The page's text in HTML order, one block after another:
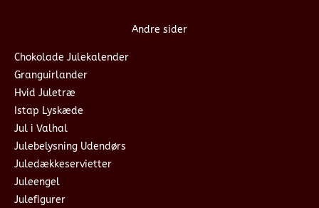
Andre sider
Chokolade Julekalender
Granguirlander
Hvid Juletræ
Istap Lyskæde
Jul i Valhal
Julebelysning Udendørs
Juledækkeservietter
Juleengel
Julefigurer